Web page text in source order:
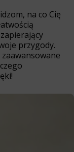
na co Cię
przygody.